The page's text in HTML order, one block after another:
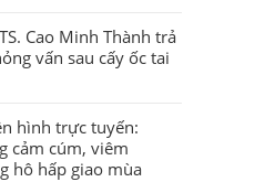
Cao Minh Thành trả
vấn sau cấy ốc tai
hình trực tuyến:
cảm cúm, viêm
hô hấp giao mùa